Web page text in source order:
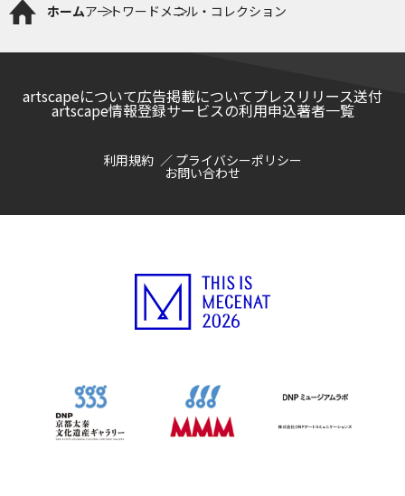
ホームアートワードメニル・コレクション
artscapeについて広告掲載についてプレスリリース送付
artscape情報登録サービスの利用申込著者一覧
利用規約 プライバシーポリシー
お問い合わせ